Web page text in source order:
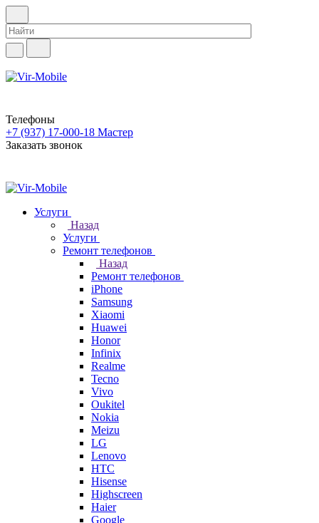
Телефоны
+7 (937) 17-000-18 Мастер
Заказать звонок
Услуги
Назад
Услуги
Ремонт телефонов
Назад
Ремонт телефонов
iPhone
Samsung
Xiaomi
Huawei
Honor
Infinix
Realme
Tecno
Vivo
Oukitel
Nokia
Meizu
LG
Lenovo
HTC
Hisense
Highscreen
Haier
Google